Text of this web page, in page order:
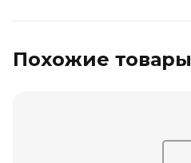
Похожие товары